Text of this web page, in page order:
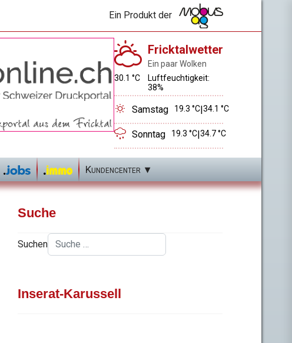
Ein Produkt der
Fricktalwetter
Ein paar Wolken
30.1 °C
Luftfeuchtigkeit:
38%
Samstag 19.3 °C|34.1 °C
Sonntag 19.3 °C|34.7 °C
Kundencenter
Suche
Suchen
Inserat-Karussell